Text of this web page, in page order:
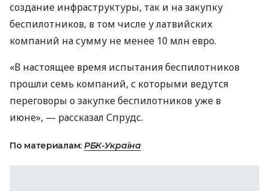
создание инфраструктуры, так и на закупку
беспилотников, в том числе у латвийских
компаний на сумму не менее 10 млн евро.
«В настоящее время испытания беспилотников
прошли семь компаний, с которыми ведутся
переговоры о закупке беспилотников уже в
июне», — рассказал Спрудс.
По материалам: РБК-Україна